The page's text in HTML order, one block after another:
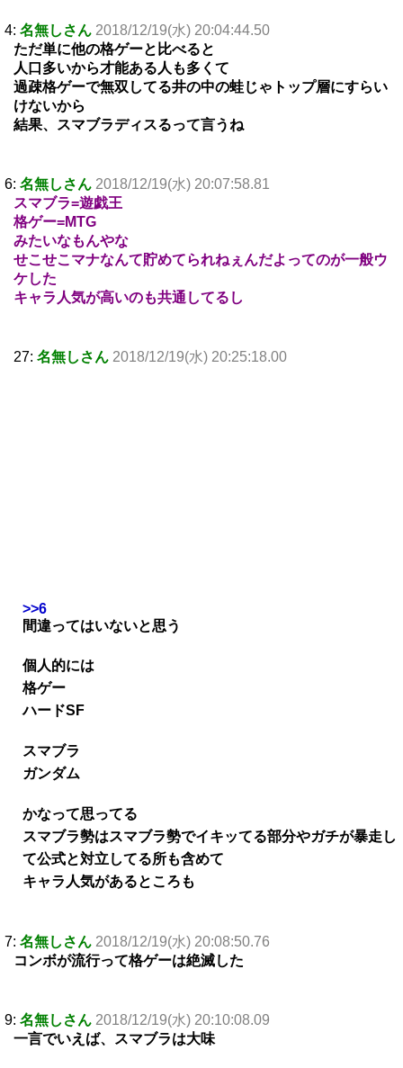
4: 名無しさん 2018/12/19(水) 20:04:44.50
ただ単に他の格ゲーと比べると
人口多いから才能ある人も多くて
過疎格ゲーで無双してる井の中の蛙じゃトップ層にすらい
けないから
結果、スマブラディスるって言うね
6: 名無しさん 2018/12/19(水) 20:07:58.81
スマブラ=遊戯王
格ゲー=MTG
みたいなもんやな
せこせこマナなんて貯めてられねぇんだよってのが一般ウ
ケした
キャラ人気が高いのも共通してるし
27: 名無しさん 2018/12/19(水) 20:25:18.00
>>6
間違ってはいないと思う
個人的には
格ゲー
ハードSF
スマブラ
ガンダム
かなって思ってる
スマブラ勢はスマブラ勢でイキッてる部分やガチが暴走し
て公式と対立してる所も含めて
キャラ人気があるところも
7: 名無しさん 2018/12/19(水) 20:08:50.76
コンボが流行って格ゲーは絶滅した
9: 名無しさん 2018/12/19(水) 20:10:08.09
一言でいえば、スマブラは大味